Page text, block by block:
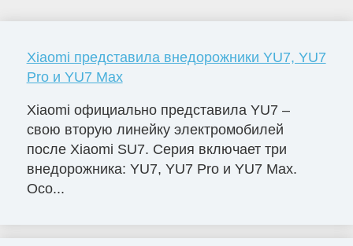
Xiaomi представила внедорожники YU7, YU7
Pro и YU7 Max
Xiaomi официально представила YU7 –
свою вторую линейку электромобилей
после Xiaomi SU7. Серия включает три
внедорожника: YU7, YU7 Pro и YU7 Max.
Осо...